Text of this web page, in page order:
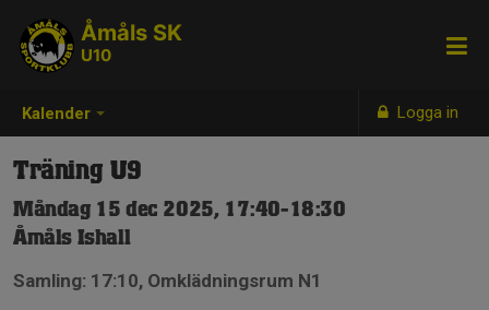
Kalender Logga in
Åmåls SK
U10
Träning U9
Måndag 15 dec 2025, 17:40-18:30
Åmåls Ishall
Samling: 17:10, Omklädningsrum N1